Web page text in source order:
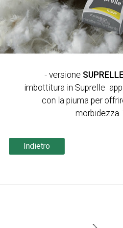
- versione
imbottitura in Suprelle
con la piuma per
Indietro